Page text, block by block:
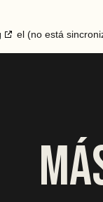
el (no está
MÁ